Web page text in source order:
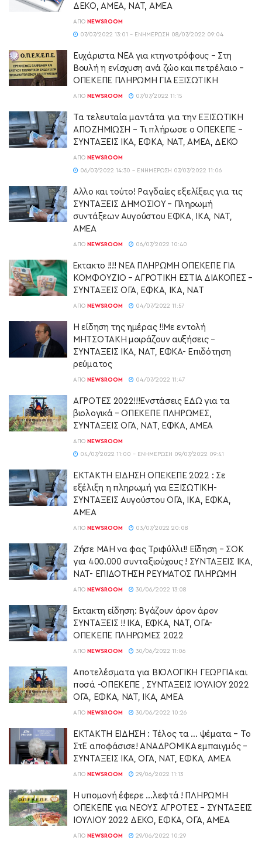
ΔΕΚΟ, ΑΜΕΑ, ΝΑΤ, ΑΜΕΑ
ΑΠΌ NEWSROOM
07/07/2022 13:01 - ΕΝΗΜΈΡΩΣΗ 08/07/2022 09:04
Ευχάριστα ΝΕΑ για κτηνοτρόφους – Στη
Βουλή η ενίσχυση ανά ζώο και πετρέλαιο –
ΟΠΕΚΕΠΕ ΠΛΗΡΩΜΗ ΓΙΑ ΕΞΙΣΩΤΙΚΗ
ΑΠΌ NEWSROOM 07/07/2022 11:15
Τα τελευταία μαντάτα για την ΕΞΙΣΩΤΙΚΗ
ΑΠΟΖΗΜΙΩΣΗ – Τι πλήρωσε ο ΟΠΕΚΕΠΕ –
ΣΥΝΤΑΞΕΙΣ ΙΚΑ, ΕΦΚΑ, ΝΑΤ, ΑΜΕΑ, ΔΕΚΟ
ΑΠΌ NEWSROOM
06/07/2022 14:30 - ΕΝΗΜΈΡΩΣΗ 07/07/2022 11:06
Αλλο και τούτο! Ραγδαίες εξελίξεις για τις
ΣΥΝΤΑΞΕΙΣ ΔΗΜΟΣΙΟΥ – Πληρωμή
συντάξεων Αυγούστου ΕΦΚΑ, ΙΚΑ, ΝΑΤ,
ΑΜΕΑ
ΑΠΌ NEWSROOM 06/07/2022 10:40
Έκτακτο !!!! ΝΕΑ ΠΛΗΡΩΜΗ ΟΠΕΚΕΠΕ ΓΙΑ
ΚΟΜΦΟΥΖΙΟ – ΑΓΡΟΤΙΚΗ ΕΣΤΙΑ ΔΙΑΚΟΠΕΣ –
ΣΥΝΤΑΞΕΙΣ ΟΓΑ, ΕΦΚΑ, ΙΚΑ, ΝΑΤ
ΑΠΌ NEWSROOM 04/07/2022 11:57
Η είδηση της ημέρας !!Με εντολή
ΜΗΤΣΟΤΑΚΗ μοιράζουν αυξήσεις –
ΣΥΝΤΑΞΕΙΣ ΙΚΑ, ΝΑΤ, ΕΦΚΑ- Επιδότηση
ρεύματος
ΑΠΌ NEWSROOM 04/07/2022 11:47
ΑΓΡΟΤΕΣ 2022!!!Ενστάσεις ΕΔΩ για τα
βιολογικά – ΟΠΕΚΕΠΕ ΠΛΗΡΩΜΕΣ,
ΣΥΝΤΑΞΕΙΣ ΟΓΑ, ΝΑΤ, ΕΦΚΑ, ΑΜΕΑ
ΑΠΌ NEWSROOM
04/07/2022 11:00 - ΕΝΗΜΈΡΩΣΗ 09/07/2022 09:41
ΕΚΤΑΚΤΗ ΕΙΔΗΣΗ ΟΠΕΚΕΠΕ 2022 : Σε
εξέλιξη η πληρωμή για ΕΞΙΣΩΤΙΚΗ-
ΣΥΝΤΑΞΕΙΣ Αυγούστου ΟΓΑ, ΙΚΑ, ΕΦΚΑ,
ΑΜΕΑ
ΑΠΌ NEWSROOM 03/07/2022 20:08
Ζήσε ΜΑΗ να φας Τριφύλλι!! Είδηση – ΣΟΚ
για 400.000 συνταξιούχους ! ΣΥΝΤΑΞΕΙΣ ΙΚΑ,
ΝΑΤ- ΕΠΙΔΟΤΗΣΗ ΡΕΥΜΑΤΟΣ ΠΛΗΡΩΜΗ
ΑΠΌ NEWSROOM 30/06/2022 13:08
Έκτακτη είδηση: Βγάζουν άρον άρον
ΣΥΝΤΑΞΕΙΣ !! ΙΚΑ, ΕΦΚΑ, ΝΑΤ, ΟΓΑ-
ΟΠΕΚΕΠΕ ΠΛΗΡΩΜΕΣ 2022
ΑΠΌ NEWSROOM 30/06/2022 11:06
Αποτελέσματα για ΒΙΟΛΟΓΙΚΗ ΓΕΩΡΓΙΑ και
ποσά -ΟΠΕΚΕΠΕ , ΣΥΝΤΑΞΕΙΣ ΙΟΥΛΙΟΥ 2022
ΟΓΑ, ΕΦΚΑ, ΝΑΤ, ΙΚΑ, ΑΜΕΑ
ΑΠΌ NEWSROOM 30/06/2022 10:26
ΕΚΤΑΚΤΗ ΕΙΔΗΣΗ : Τέλος τα … ψέματα – Το
ΣτΕ αποφάσισε! ΑΝΑΔΡΟΜΙΚΑ εμπαιγμός –
ΣΥΝΤΑΞΕΙΣ ΙΚΑ, ΟΓΑ, ΝΑΤ, ΕΦΚΑ, ΑΜΕΑ
ΑΠΌ NEWSROOM 29/06/2022 11:13
Η υπομονή έφερε …λεφτά ! ΠΛΗΡΩΜΗ
ΟΠΕΚΕΠΕ για ΝΕΟΥΣ ΑΓΡΟΤΕΣ – ΣΥΝΤΑΞΕΙΣ
ΙΟΥΛΙΟΥ 2022 ΔΕΚΟ, ΕΦΚΑ, ΟΓΑ, ΑΜΕΑ
ΑΠΌ NEWSROOM 29/06/2022 10:29